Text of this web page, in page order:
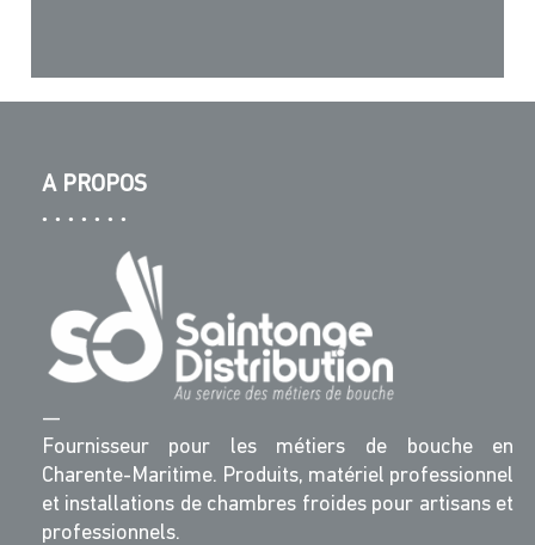
A PROPOS
—
Fournisseur pour les métiers de bouche en
Charente-Maritime. Produits, matériel professionnel
et installations de chambres froides pour artisans et
professionnels.